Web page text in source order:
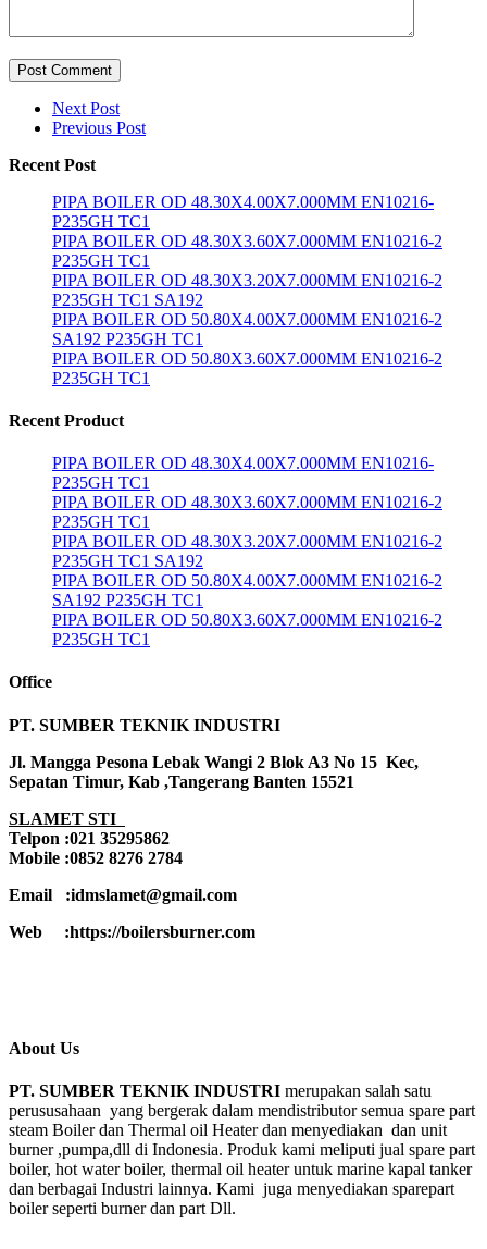
Post Comment
Next Post
Previous Post
Recent Post
PIPA BOILER OD 48.30X4.00X7.000MM EN10216-
P235GH TC1
PIPA BOILER OD 48.30X3.60X7.000MM EN10216-2
P235GH TC1
PIPA BOILER OD 48.30X3.20X7.000MM EN10216-2
P235GH TC1 SA192
PIPA BOILER OD 50.80X4.00X7.000MM EN10216-2
SA192 P235GH TC1
PIPA BOILER OD 50.80X3.60X7.000MM EN10216-2
P235GH TC1
Recent Product
PIPA BOILER OD 48.30X4.00X7.000MM EN10216-
P235GH TC1
PIPA BOILER OD 48.30X3.60X7.000MM EN10216-2
P235GH TC1
PIPA BOILER OD 48.30X3.20X7.000MM EN10216-2
P235GH TC1 SA192
PIPA BOILER OD 50.80X4.00X7.000MM EN10216-2
SA192 P235GH TC1
PIPA BOILER OD 50.80X3.60X7.000MM EN10216-2
P235GH TC1
Office
PT. SUMBER TEKNIK INDUSTRI
Jl. Mangga Pesona Lebak Wangi 2 Blok A3 No 15 Kec,
Sepatan Timur, Kab ,Tangerang Banten 15521
SLAMET STI
Telpon :021 35295862
Mobile :0852 8276 2784
Email :idmslamet@gmail.com
Web :https://boilersburner.com
About Us
PT. SUMBER TEKNIK INDUSTRI merupakan salah satu
perususahaan yang bergerak dalam mendistributor semua spare part
steam Boiler dan Thermal oil Heater dan menyediakan dan unit
burner ,pumpa,dll di Indonesia. Produk kami meliputi jual spare part
boiler, hot water boiler, thermal oil heater untuk marine kapal tanker
dan berbagai Industri lainnya. Kami juga menyediakan sparepart
boiler seperti burner dan part Dll.